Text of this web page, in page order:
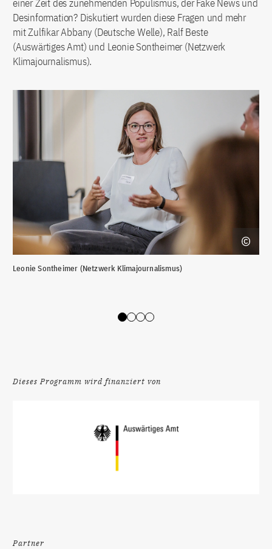
einer Zeit des zunehmenden Populismus, der Fake News und
Desinformation? Diskutiert wurden diese Fragen und mehr
mit Zulfikar Abbany (Deutsche Welle), Ralf Beste
(Auswärtiges Amt) und Leonie Sontheimer (Netzwerk
Klimajournalismus).
Leonie Sontheimer (Netzwerk Klimajournalismus)
Slide 0
Slide 1
Slide 2
Slide 3
Dieses Programm wird finanziert von
Partner